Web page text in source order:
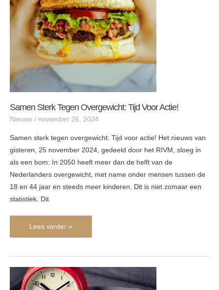
Samen Sterk Tegen Overgewicht: Tijd Voor Actie!
Nieuws / november 26, 2024
Samen sterk tegen overgewicht: Tijd voor actie! Het nieuws van
gisteren, 25 november 2024, gedeeld door het RIVM, sloeg in
als een bom: In 2050 heeft meer dan de helft van de
Nederlanders overgewicht, met name onder mensen tussen de
18 en 44 jaar en steeds meer kinderen. Dit is niet zomaar een
statistiek. Dit
voor
actie!
Lees verder »
In
2